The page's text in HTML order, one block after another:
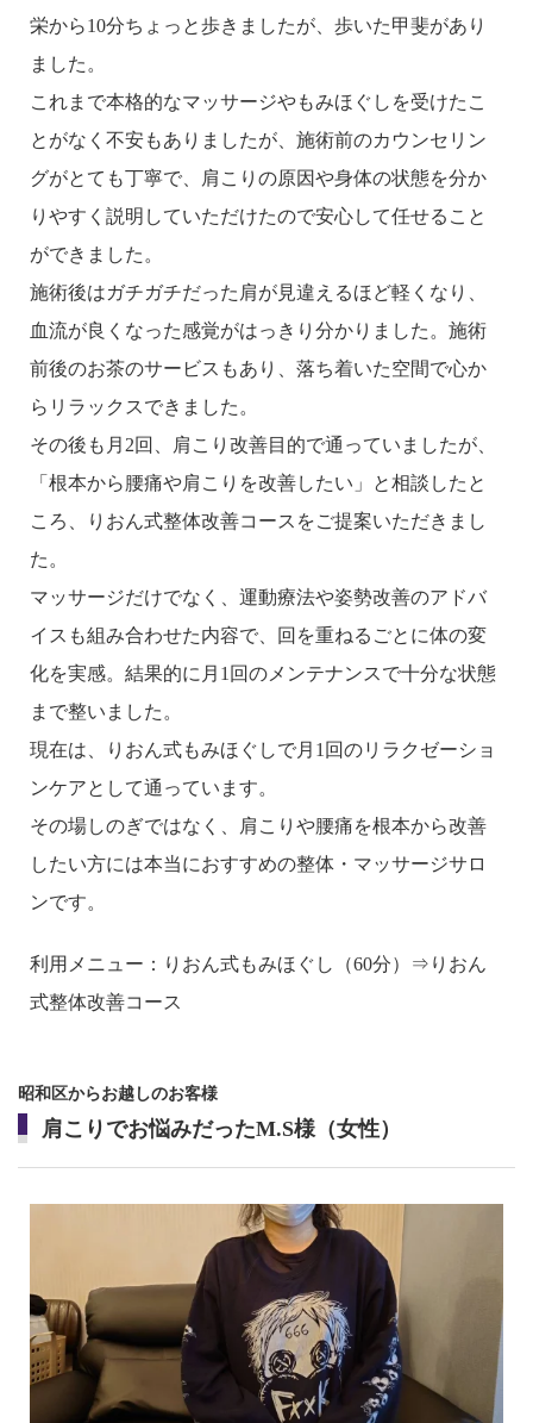
栄から10分ちょっと歩きましたが、歩いた甲斐があり
ました。
これまで本格的なマッサージやもみほぐしを受けたこ
とがなく不安もありましたが、施術前のカウンセリン
グがとても丁寧で、肩こりの原因や身体の状態を分か
りやすく説明していただけたので安心して任せること
ができました。
施術後はガチガチだった肩が見違えるほど軽くなり、
血流が良くなった感覚がはっきり分かりました。施術
前後のお茶のサービスもあり、落ち着いた空間で心か
らリラックスできました。
その後も月2回、肩こり改善目的で通っていましたが、
「根本から腰痛や肩こりを改善したい」と相談したと
ころ、りおん式整体改善コースをご提案いただきまし
た。
マッサージだけでなく、運動療法や姿勢改善のアドバ
イスも組み合わせた内容で、回を重ねるごとに体の変
化を実感。結果的に月1回のメンテナンスで十分な状態
まで整いました。
現在は、りおん式もみほぐしで月1回のリラクゼーショ
ンケアとして通っています。
その場しのぎではなく、肩こりや腰痛を根本から改善
したい方には本当におすすめの整体・マッサージサロ
ンです。
利用メニュー：りおん式もみほぐし（60分）⇒りおん
式整体改善コース
昭和区からお越しのお客様
肩こりでお悩みだったM.S様（女性）